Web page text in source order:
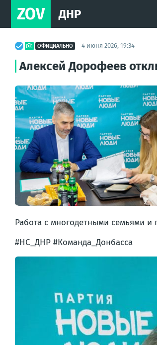
ZOV ДНР
ОФИЦИАЛЬНО 4 июня 2026, 19:34
Алексей Дорофеев
Работа с многодетными семьями
#НС_ДНР #Команда_Донбасса